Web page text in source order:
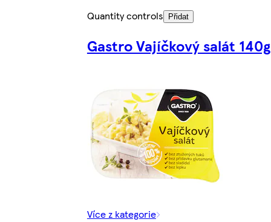
Quantity controls
Přidat
Gastro Vajíčkový salát 140g
Více z kategorie